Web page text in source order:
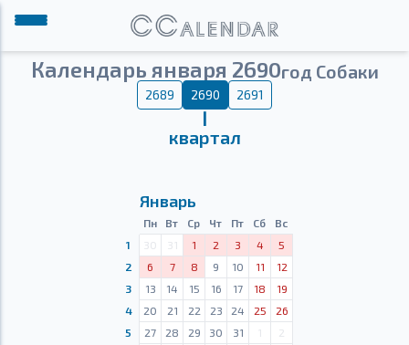
Календарь января 2690год Собаки
2689 2690 2691
Ⅰ
квартал
Январь
Пн Вт Ср Чт Пт Сб
Вс
1
30 31 1 2 3 4
5
2
6 7 8 9 10 11
12
3
13 14 15 16 17 18
19
4
20 21 22 23 24 25
26
5
27 28 29 30 31 1
2